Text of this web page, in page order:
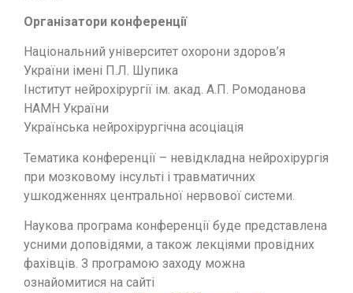
Організатори конференції
Національний університет охорони здоров’я
України імені П.Л. Шупика
Інститут нейрохірургії ім. акад. А.П. Ромоданова
НАМН України
Українська нейрохірургічна асоціація
Тематика конференції – невідкладна нейрохірургія
при мозковому інсульті і травматичних
ушкодженнях центральної нервової системи.
Наукова програма конференції буде представлена
усними доповідями, а також лекціями провідних
фахівців. З програмою заходу можна
ознайомитися на сайті